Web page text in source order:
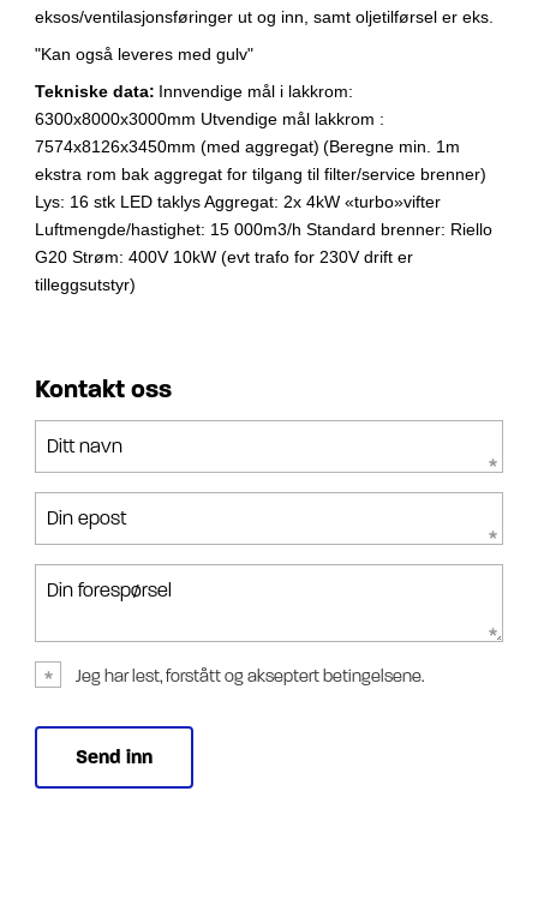
eksos/ventilasjonsføringer ut og inn, samt oljetilførsel er eks.
"Kan også leveres med gulv"
Tekniske data: Innvendige mål i lakkrom:
6300x8000x3000mm Utvendige mål lakkrom :
7574x8126x3450mm (med aggregat) (Beregne min. 1m
ekstra rom bak aggregat for tilgang til filter/service brenner)
Lys: 16 stk LED taklysAggregat: 2x 4kW «turbo»vifter
Luftmengde/hastighet: 15 000m3/h Standard brenner: Riello
G20 Strøm: 400V 10kW (evt trafo for 230V drift er
tilleggsutstyr)
Kontakt oss
Ditt navn
Din epost
Din forespørsel
Jeg har lest, forstått og akseptert betingelsene.